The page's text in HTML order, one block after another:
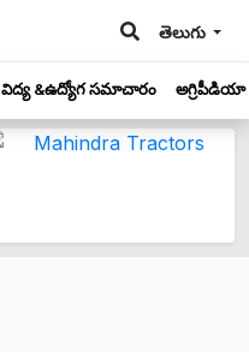
తెలుగు
విద్య &ఉద్యోగ సమాచారం అగ్రిపీడియా